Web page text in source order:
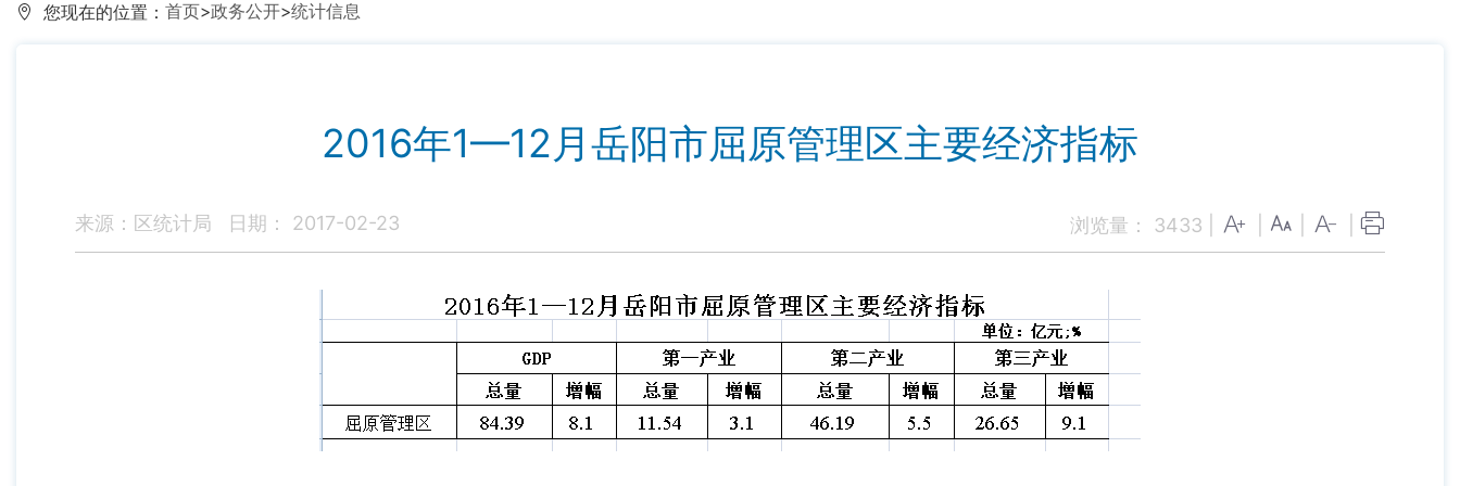
您现在的位置： 首页>政务公开>统计信息
2016年1—12月岳阳市屈原管理区主要经济指标
来源：区统计局 日期： 2017-02-23 浏览量： 3433